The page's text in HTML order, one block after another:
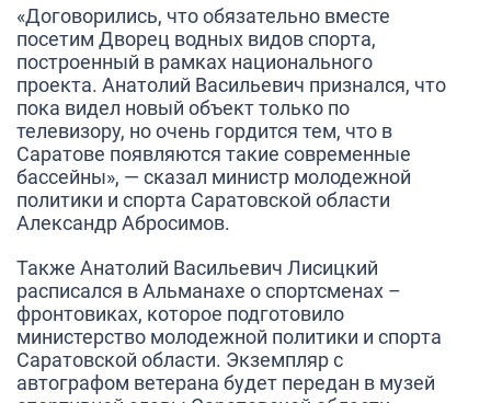
«Договорились, что обязательно вместе
посетим Дворец водных видов спорта,
построенный в рамках национального
проекта. Анатолий Васильевич признался, что
пока видел новый объект только по
телевизору, но очень гордится тем, что в
Саратове появляются такие современные
бассейны», — сказал министр молодежной
политики и спорта Саратовской области
Александр Абросимов.
Также Анатолий Васильевич Лисицкий
расписался в Альманахе о спортсменах –
фронтовиках, которое подготовило
министерство молодежной политики и спорта
Саратовской области. Экземпляр с
автографом ветерана будет передан в музей